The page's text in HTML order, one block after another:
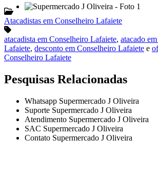
Atacadistas em Conselheiro Lafaiete
atacadista em Conselheiro Lafaiete, atacado
Lafaiete, desconto em Conselheiro Lafaiete e
Conselheiro Lafaiete
Pesquisas Relacionadas
Whatsapp Supermercado J Oliveira
Suporte Supermercado J Oliveira
Atendimento Supermercado J Oliveira
SAC Supermercado J Oliveira
Contato Supermercado J Oliveira